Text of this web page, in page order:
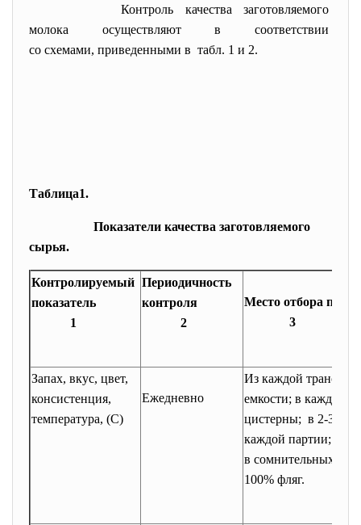
Контроль качества заготовляемого
молока осуществляют в соответствии
со схемами, приведенными в табл. 1 и 2.
Таблица1.
Показатели качества заготовляемого
сырья.
Контролируемый
показатель
1
Периодичность
контроля
2
Место отбора проб
3
Запах, вкус, цвет,
консистенция,
температура, (С)
Ежедневно
Из каждой
емкости; в каждом
цистерны; в 2-3-ех
каждой партии;
в сомнительных
100% фляг.